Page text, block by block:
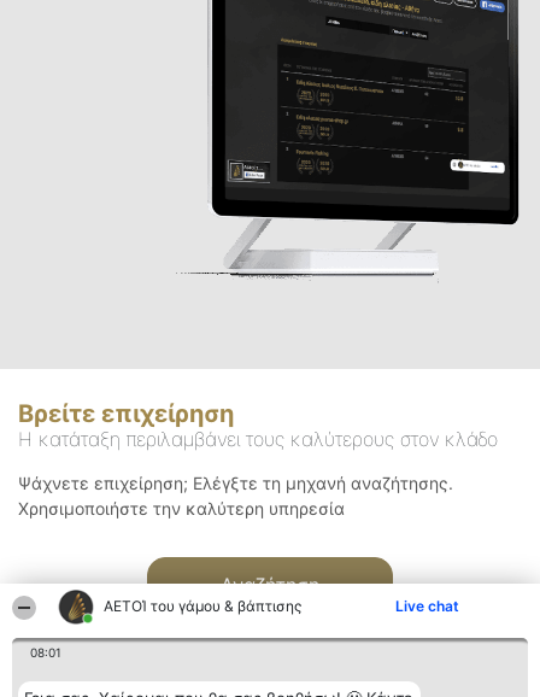
ΑΕΤΟΊ του γάμου & βάπτισης Live chat
08:01
Βρείτε επιχείρηση
Η κατάταξη περιλαμβάνει τους καλύτερους στον κλάδο
Ψάχνετε επιχείρηση; Ελέγξτε τη μηχανή αναζήτησης.
Χρησιμοποιήστε την καλύτερη υπηρεσία
Αναζήτηση